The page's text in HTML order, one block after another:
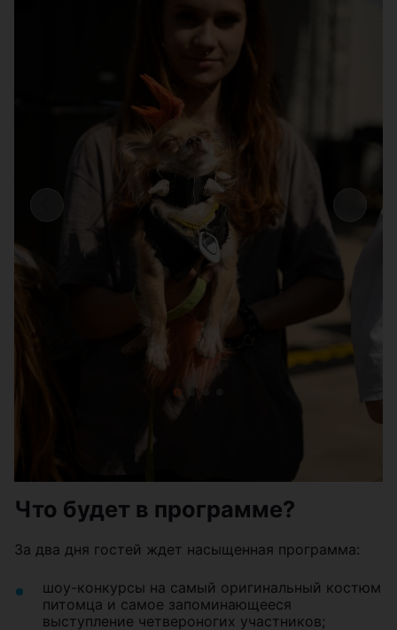
Что будет в программе?
За два дня гостей ждет насыщенная программа:
шоу-конкурсы на самый оригинальный костюм
питомца и самое запоминающееся
выступление четвероногих участников;